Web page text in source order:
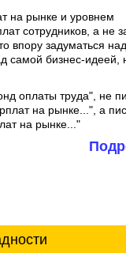
на рынке и уровнем
сотрудников, а не
впору задуматься над
самой бизнес-идеей,
оплаты труда", не
на рынке...", а
на рынке..."